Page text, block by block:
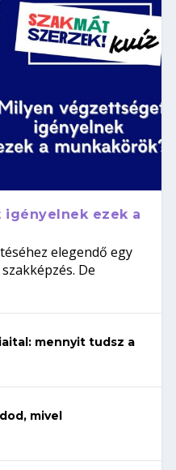
ezek a
elegendő egy
De
mennyit tudsz a
mivel